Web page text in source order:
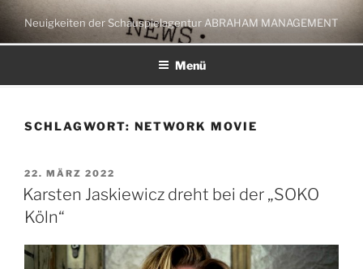
Zum
Inhalt
springen
Neuigkeiten der Schauspielagentur ABRAHAM MANAGEMENT
Menü
SCHLAGWORT: NETWORK MOVIE
VERÖFFENTLICHT
AM
22. MÄRZ 2022
Karsten Jaskiewicz dreht bei der „SOKO
Köln“